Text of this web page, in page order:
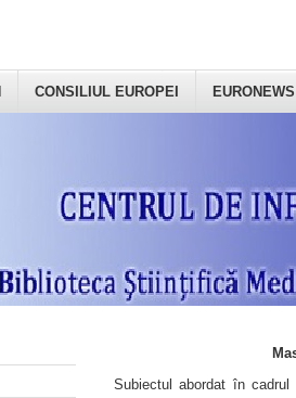
CONSILIUL EUROPEI EURONEWS
Subiectul abordat în cadrul